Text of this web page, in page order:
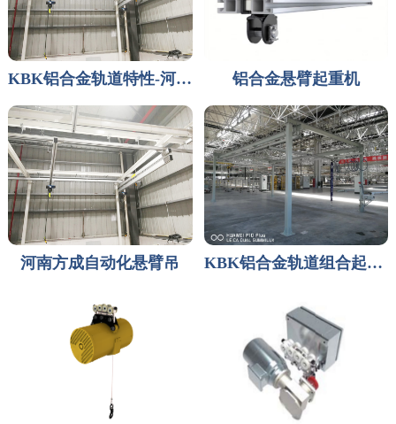
KBK铝合金轨道特性-河南方成自动化设备厂家 铝合金悬臂起重机
河南方成自动化悬臂吊 KBK铝合金轨道组合起重机-河南方成自动化